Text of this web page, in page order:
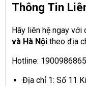
Thông Tin
Hãy liên hệ ngay với
và Hà Nội theo địa
Hotline: 1900986865
Địa chỉ 1: Số 11